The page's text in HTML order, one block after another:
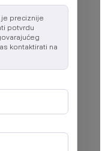
preciznije
potvrdu
kontaktirati na